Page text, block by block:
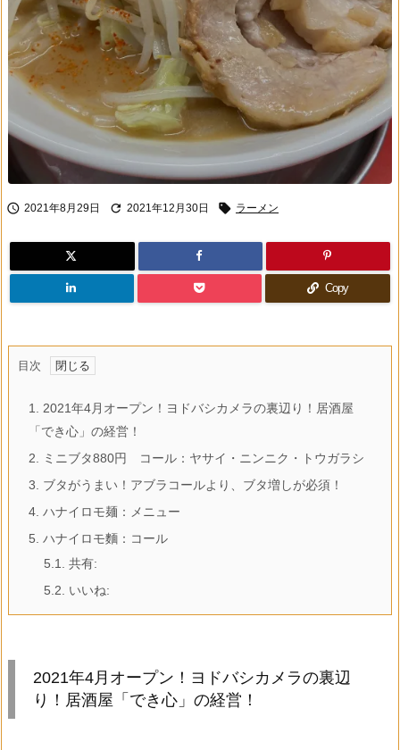
 2021年8月29日  2021年12月30日  ラーメン
Copy
目次
1.
2021年4月オープン！ヨドバシカメラの裏辺り！居酒屋
「でき心」の経営！
2.
ミニブタ880円 コール：ヤサイ・ニンニク・トウガラシ
3.
ブタがうまい！アブラコールより、ブタ増しが必須！
4. ハナイロモ麺：メニュー
5. ハナイロモ麵：コール
5.1.
共有:
5.2.
いいね:
2021年4月オープン！ヨドバシカメラの裏辺
り！居酒屋「でき心」の経営！